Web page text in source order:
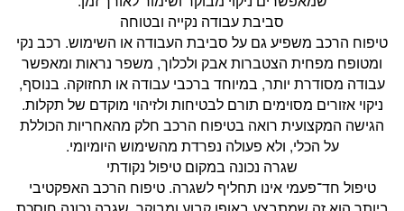
סביבת עבודה נקייה ובטוחה
טיפוח הרכב משפיע גם על סביבת העבודה או השימוש. רכב נקי
ומטופח מפחית הצטברות אבק ולכלוך, משפר נראות ומאפשר
עבודה מסודרת יותר, במיוחד ברכבי עבודה או תחזוקה. בנוסף,
ניקוי אזורים מסוימים תורם לבטיחות ולזיהוי מוקדם של תקלות.
הגישה המקצועית רואה בטיפוח הרכב חלק מהאחריות הכוללת
על הכלי, ולא פעולה נפרדת מהשימוש היומיומי.
שגרה נכונה במקום טיפול נקודתי
טיפול חד־פעמי אינו תחליף לשגרה. טיפוח הרכב האפקטיבי